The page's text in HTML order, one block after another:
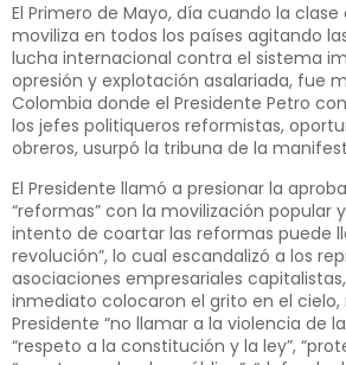
El Primero de Mayo, día cuando la
moviliza en todos los países agitando
lucha internacional contra el sistema
opresión y explotación asalariada, fue
Colombia donde el Presidente Petro
los jefes politiqueros reformistas,
obreros, usurpó la tribuna de la
El Presidente llamó a presionar la
“reformas” con la movilización popular
intento de coartar las reformas puede
revolución”, lo cual escandalizó a los
asociaciones empresariales
inmediato colocaron el grito en el
Presidente “no llamar a la violencia de
“respeto a la constitución y la ley”,